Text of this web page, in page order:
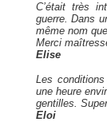
C’était très
guerre. Dans
même nom
Merci
Elise
Les
une heure
gentilles.
Eloi